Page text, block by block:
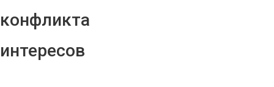
конфликта
интересов